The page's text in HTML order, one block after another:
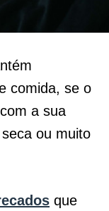
comida, se o
a sua
ou muito
que